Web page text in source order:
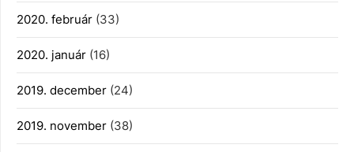
2020. február (33)
2020. január (16)
2019. december (24)
2019. november (38)